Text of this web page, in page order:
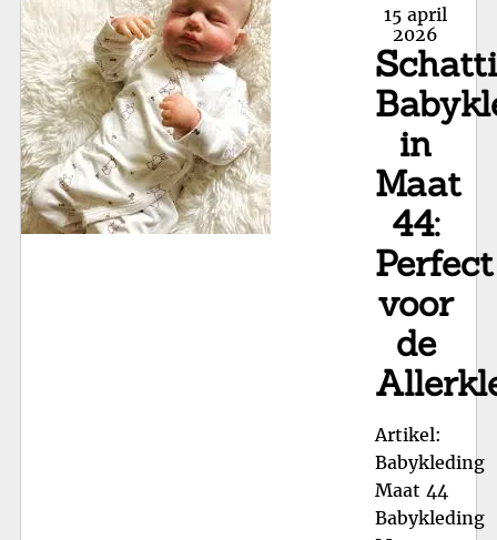
44
Posted
on
15 april
2026
in
Maat
44:
Perfect
voor
de
Artikel:
Babykleding
Maat 44
Babykleding